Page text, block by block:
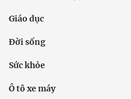
Giáo dục
Đời sống
Sức khỏe
Ô tô xe máy